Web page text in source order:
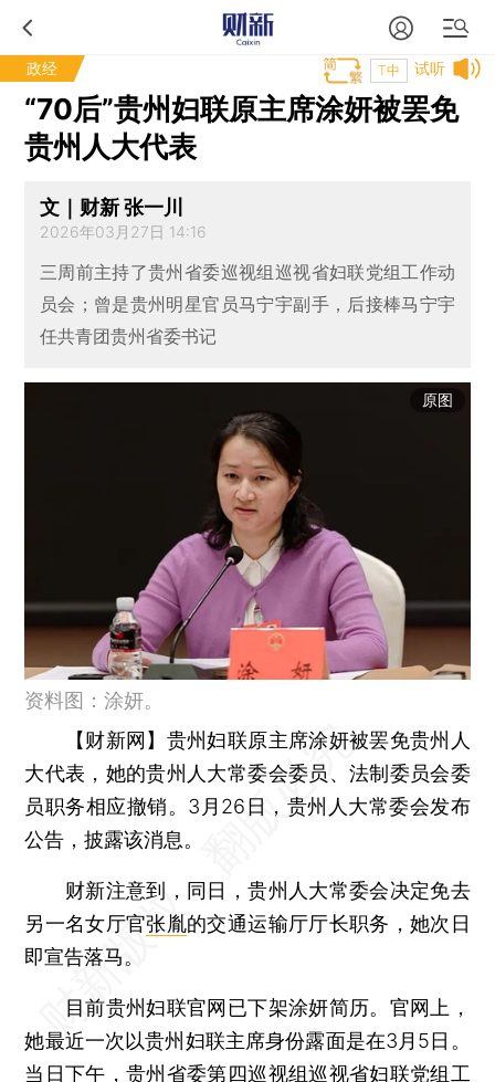
政经 试听
T中
“70后”贵州妇联原主席涂妍被罢免
贵州人大代表
文｜财新 张一川
2026年03月27日 14:16
三周前主持了贵州省委巡视组巡视省妇联党组工作动
员会；曾是贵州明星官员马宁宇副手，后接棒马宁宇
任共青团贵州省委书记
原图
资料图：涂妍。
【财新网】 贵州妇联原主席涂妍被罢免贵州人
大代表，她的贵州人大常委会委员、法制委员会委
员职务相应撤销。3月26日，贵州人大常委会发布
公告，披露该消息。
财新注意到，同日，贵州人大常委会决定免去
另一名女厅官张胤的交通运输厅厅长职务，她次日
即宣告落马。
目前贵州妇联官网已下架涂妍简历。官网上，
她最近一次以贵州妇联主席身份露面是在3月5日。
当日下午，贵州省委第四巡视组巡视省妇联党组工